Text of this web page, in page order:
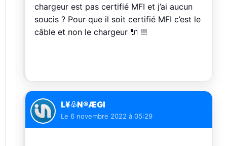
chargeur est pas certifié MFI et j’ai aucun
soucis ? Pour que il soit certifié MFI c’est le
câble et non le chargeur 🔌 !!!
L¥♧N®ÆGI
Le 6 novembre 2022 à 05:29